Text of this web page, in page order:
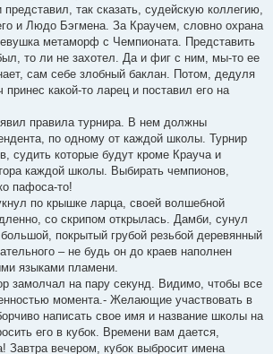
так сказать, судейскую коллегию,
и Людо Бэгмена. За Краучем, словно охрана
метаморф с Чемпионата. Представить
то ли не захотел. Да и фиг с ним, мы-то ее
сам себе злобный баклан. Потом, дедуля
какой-то ларец и поставил его на
правила турнира. В нем должны
по одному от каждой школы. Турнир
судить которые будут кроме Крауча и
каждой школы. Выбирать чемпионов,
пафоса-то!
по крышке ларца, своей волшебной
со скрипом открылась. Дамби, сунул
покрытый грубой резьбой деревянный
– не будь он до краев наполнен
языками пламени.
замолчал на пару секунд. Видимо, чтобы все
момента.- Желающие участвовать в
написать свое имя и название школы на
его в кубок. Времени вам дается,
Завтра вечером, кубок выбросит имена